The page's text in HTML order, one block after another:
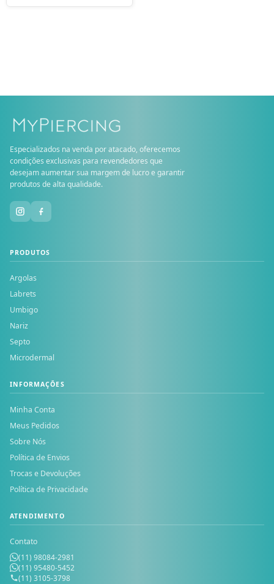
Especializados na venda por atacado, oferecemos
condições exclusivas para revendedores que
desejam aumentar sua margem de lucro e garantir
produtos de alta qualidade.
PRODUTOS
Argolas
Labrets
Umbigo
Nariz
Septo
Microdermal
INFORMAÇÕES
Minha Conta
Meus Pedidos
Sobre Nós
Política de Envios
Trocas e Devoluções
Política de Privacidade
ATENDIMENTO
Contato
(11) 98084-2981
(11) 95480-5452
(11) 3105-3798